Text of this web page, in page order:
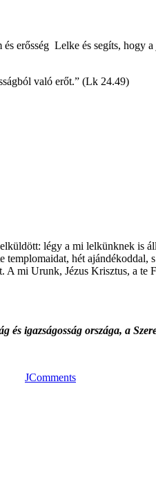
erősség Lelke és segíts,
való erőt.” (Lk 24.49)
légy a mi lelkünknek is
hét
mi Urunk, Jézus Krisztus, a
és igazságosság országa, a
JComments